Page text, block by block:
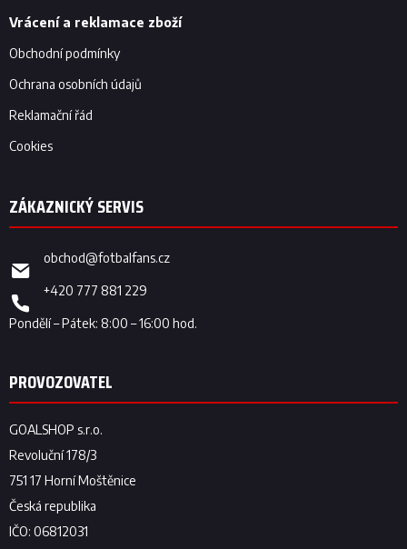
Vrácení a reklamace zboží
Obchodní podmínky
Ochrana osobních údajů
Reklamační řád
Cookies
obchod@fotbalfans.cz
+420 777 881 229